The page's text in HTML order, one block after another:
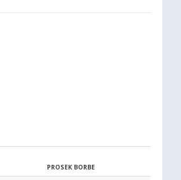
PROSEK BORBE